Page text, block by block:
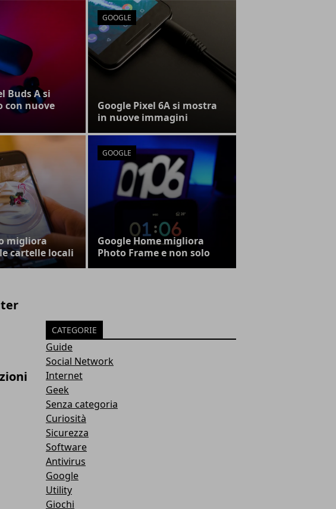
Buds A si
con nuove
GOOGLE
Google Pixel 6A si mostra
in nuove immagini
migliora
cartelle locali
GOOGLE
Google Home migliora
Photo Frame e non solo
CATEGORIE
Guide
Social Network
Internet
Geek
Senza categoria
Curiosità
Sicurezza
Software
Antivirus
Google
Utility
Giochi